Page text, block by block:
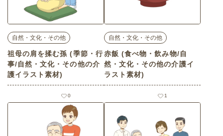
自然・文化・その他
祖母の肩を揉む孫 (季節・行
事/自然・文化・その他の介
護イラスト素材)
0
自然・文化・その他
赤飯 (食べ物・飲み物/自
然・文化・その他の介護イ
ラスト素材)
1